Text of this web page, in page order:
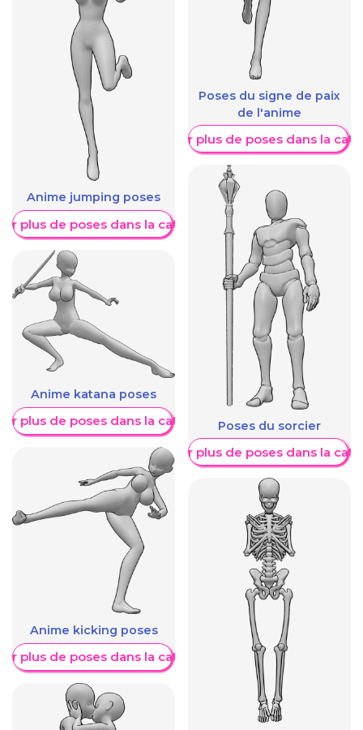
Anime jumping poses
plus de poses dans la catégorie
Anime katana poses
plus de poses dans la catégorie
Anime kicking poses
plus de poses dans la catégorie
Poses du signe de paix
de l'anime
Afficher plus de poses dans la
Poses du sorcier
Afficher plus de poses dans la